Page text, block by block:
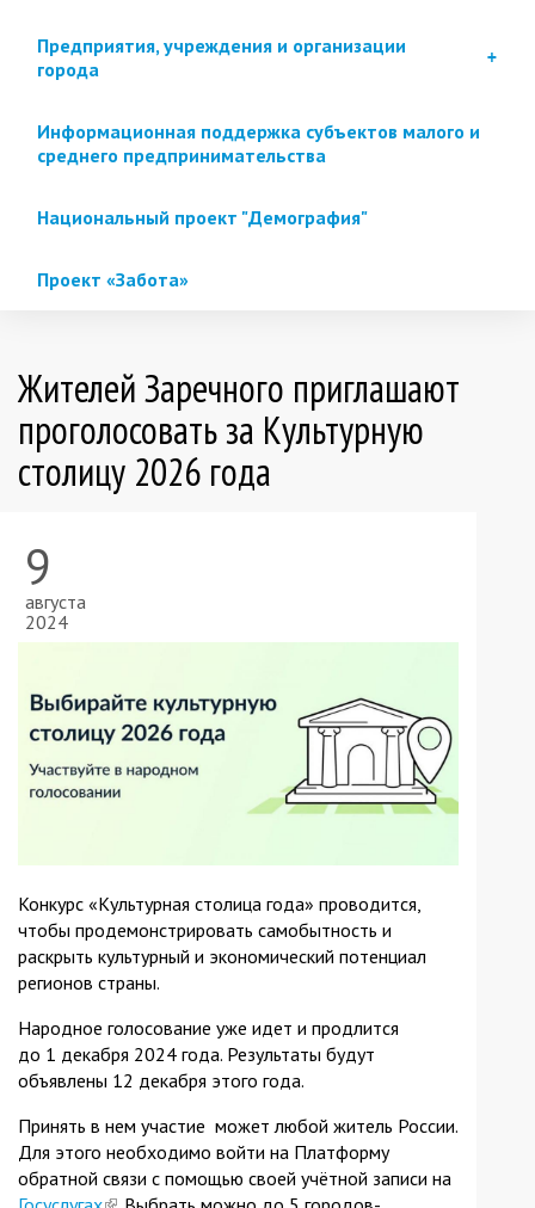
Предприятия, учреждения и организации
города
Информационная поддержка субъектов малого и
среднего предпринимательства
Национальный проект "Демография"
Проект «Забота»
Жителей Заречного приглашают
проголосовать за Культурную
столицу 2026 года
9
августа
2024
Конкурс «Культурная столица года» проводится,
чтобы продемонстрировать самобытность и
раскрыть культурный и экономический потенциал
регионов страны.
Народное голосование уже идет и продлится
до 1 декабря 2024 года. Результаты будут
объявлены 12 декабря этого года.
Принять в нем участие может любой житель России.
Для этого необходимо войти на Платформу
обратной связи с помощью своей учётной записи на